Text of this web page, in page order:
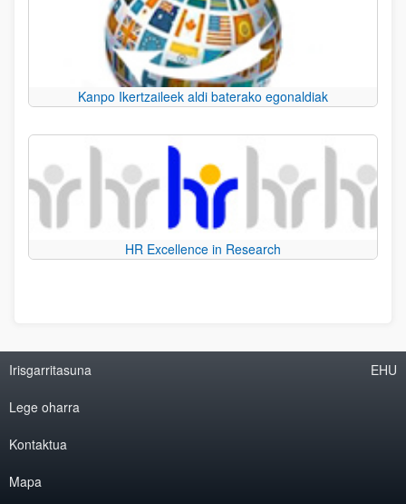
Kanpo Ikertzaileek aldi baterako egonaldiak
HR Excellence in Research
Irisgarritasuna
Lege oharra
Kontaktua
Mapa
EHU